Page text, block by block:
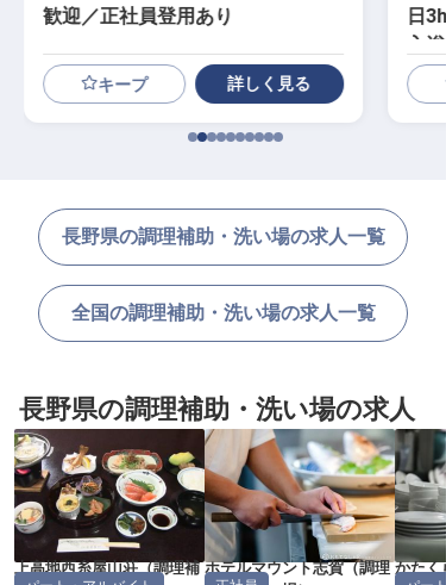
歓迎／正社員登用あり
キープ 詳しく見る
日
入
長野県の調理補助・洗い場の求人一覧
全国の調理補助・洗い場の求人一覧
長野県の調理補助・洗い場の求人
上高地西糸屋山荘（調理補 ホテルマウント志賀（調理 かたく